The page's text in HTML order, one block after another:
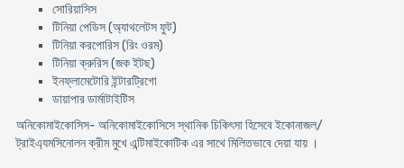
সোরিয়াসিস
টিনিয়া পেডিস (অ্যাথলেটস ফুট)
টিনিয়া করপোরিস (রিং ওরম)
টিনিয়া ক্রুরিস (জক ইটছ)
ইনফ্লামেটোরি ইন্টারট্রিগো
ডায়াপার ডার্মাটাইটিস
অনিকোমাইকোসিস- অনিকোমাইকোসিসে স্থানিক চিকিৎসা হিসেবে ইকোনাজল/
ট্রাইএ্যমসিনোলন ক্রীম মুখে এন্টিমাইকোটিক এর সাথে মিলিতভাবে দেয়া যায় ।